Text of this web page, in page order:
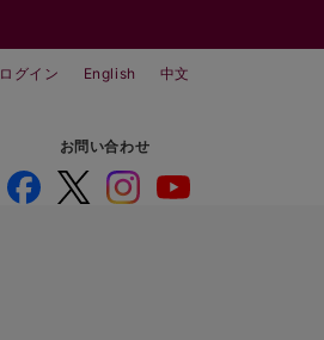
ログイン English 中文
お問い合わせ